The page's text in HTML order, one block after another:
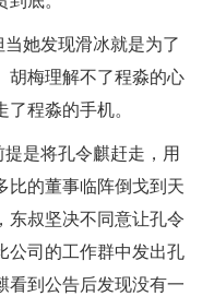
她发现滑冰就是为了
胡梅理解不了程淼的心
程淼的手机。
是将孔令麒赶走，用
比的董事临阵倒戈到天
东叔坚决不同意让孔令
公司的工作群中发出孔
看到公告后发现没有一